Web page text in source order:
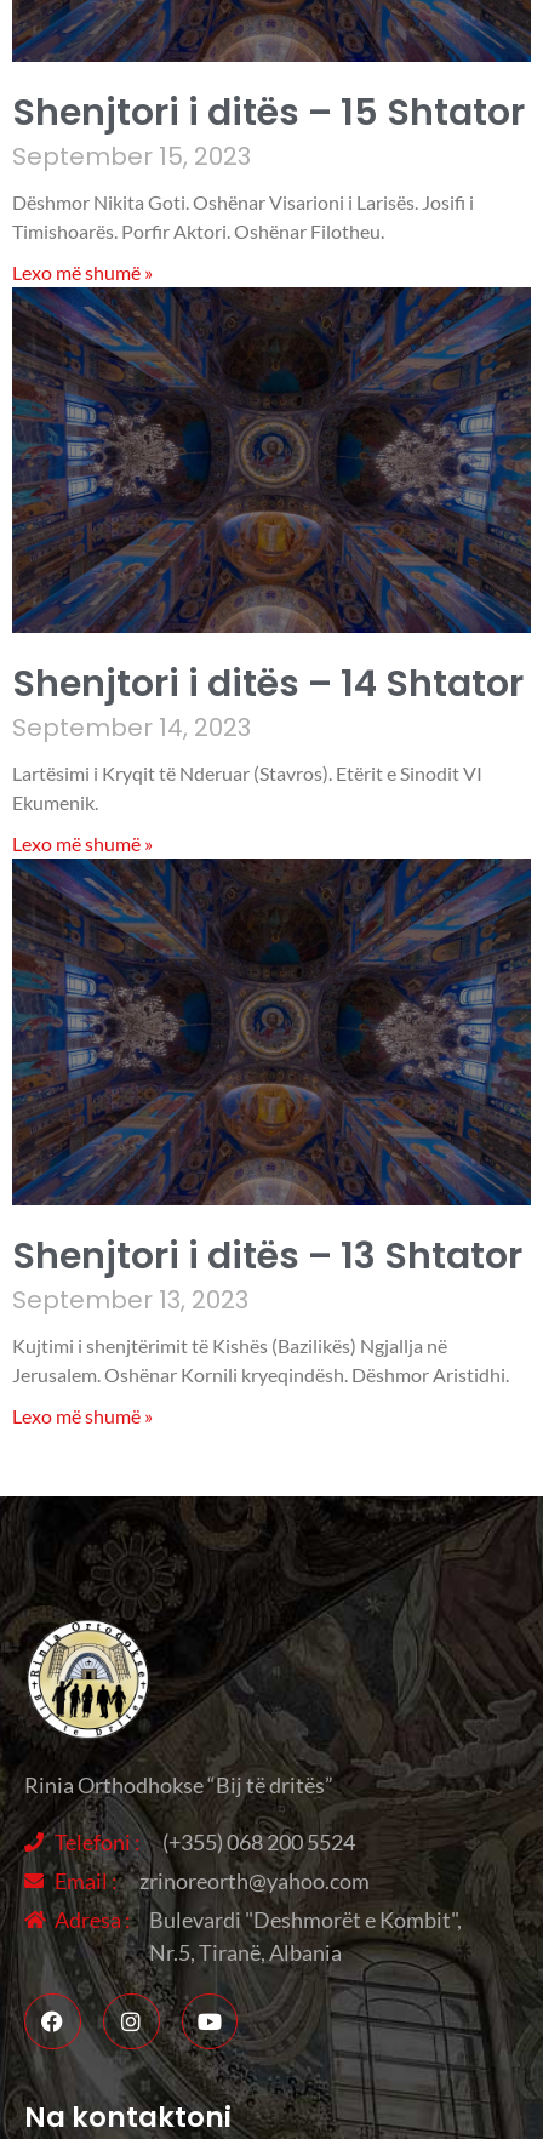
Shenjtori i ditës – 15 Shtator
September 15, 2023
Dëshmor Nikita Goti. Oshënar Visarioni i Larisës. Josifi i
Timishoarës. Porfir Aktori. Oshënar Filotheu.
Lexo më shumë »
Shenjtori i ditës – 14 Shtator
September 14, 2023
Lartësimi i Kryqit të Nderuar (Stavros). Etërit e Sinodit VI
Ekumenik.
Lexo më shumë »
Shenjtori i ditës – 13 Shtator
September 13, 2023
Kujtimi i shenjtërimit të Kishës (Bazilikës) Ngjallja në
Jerusalem. Oshënar Kornili kryeqindësh. Dëshmor Aristidhi.
Lexo më shumë »
Rinia Orthodhokse “Bij të dritës”
Telefoni :
(+355) 068 200 5524
Email :
zrinoreorth@yahoo.com
Adresa :
Bulevardi "Deshmorët e Kombit",
Nr.5, Tiranë, Albania
Na kontaktoni